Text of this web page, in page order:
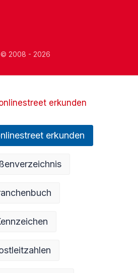
© 2008 - 2026
erkunden